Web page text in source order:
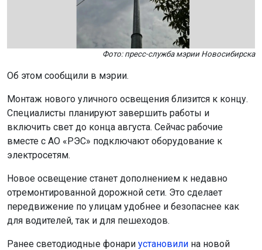
Фото: пресс-служба мэрии Новосибирска
Об этом сообщили в мэрии.
Монтаж нового уличного освещения близится к концу.
Специалисты планируют завершить работы и
включить свет до конца августа. Сейчас рабочие
вместе с АО «РЭС» подключают оборудование к
электросетям.
Новое освещение станет дополнением к недавно
отремонтированной дорожной сети. Это сделает
передвижение по улицам удобнее и безопаснее как
для водителей, так и для пешеходов.
Ранее светодиодные фонари установили на новой